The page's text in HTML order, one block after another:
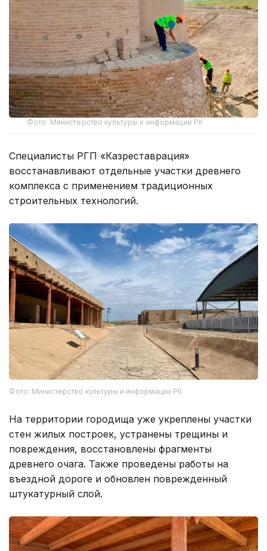
Фото: Министерство культуры и информации РК
Специалисты РГП «Казреставрация»
восстанавливают отдельные участки древнего
комплекса с применением традиционных
строительных технологий.
Фото: Министерство культуры и информации РК
На территории городища уже укреплены участки
стен жилых построек, устранены трещины и
повреждения, восстановлены фрагменты
древнего очага. Также проведены работы на
въездной дороге и обновлен поврежденный
штукатурный слой.